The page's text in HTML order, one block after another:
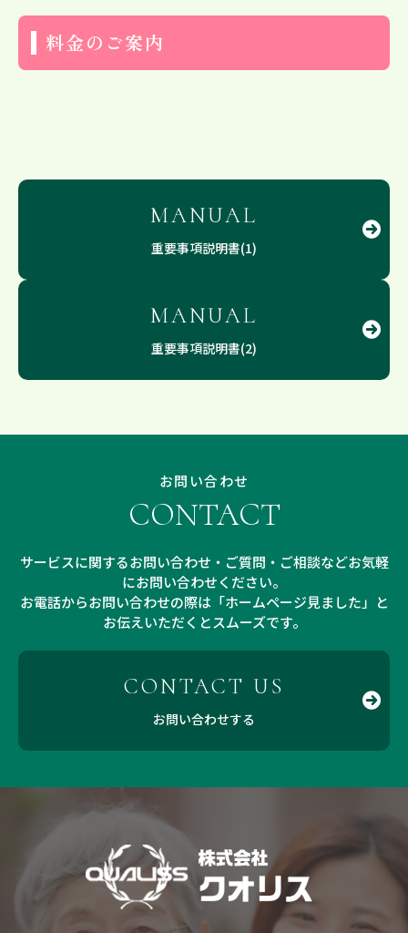
料金のご案内
MANUAL
重要事項説明書(1)
MANUAL
重要事項説明書(2)
お問い合わせ
CONTACT
サービスに関するお問い合わせ・ご質問・ご相談などお気軽
にお問い合わせください。
お電話からお問い合わせの際は「ホームページ見ました」と
お伝えいただくとスムーズです。
CONTACT US
お問い合わせする